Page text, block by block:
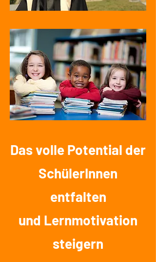
Das volle Potential der
SchülerInnen
entfalten
und Lernmotivation
steigern